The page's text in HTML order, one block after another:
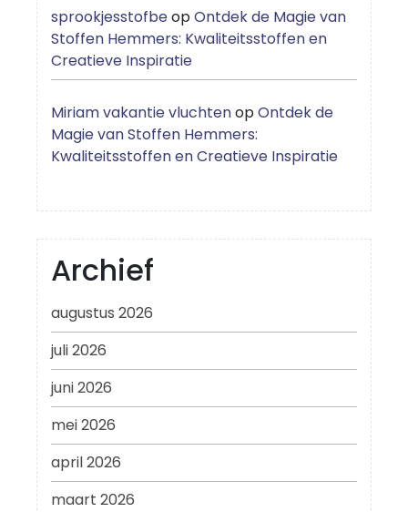
sprookjesstofbeopOntdek de Magie van
Stoffen Hemmers: Kwaliteitsstoffen en
Creatieve Inspiratie
Miriam vakantie vluchtenopOntdek de
Magie van Stoffen Hemmers:
Kwaliteitsstoffen en Creatieve Inspiratie
Archief
augustus 2026
juli 2026
juni 2026
mei 2026
april 2026
maart 2026